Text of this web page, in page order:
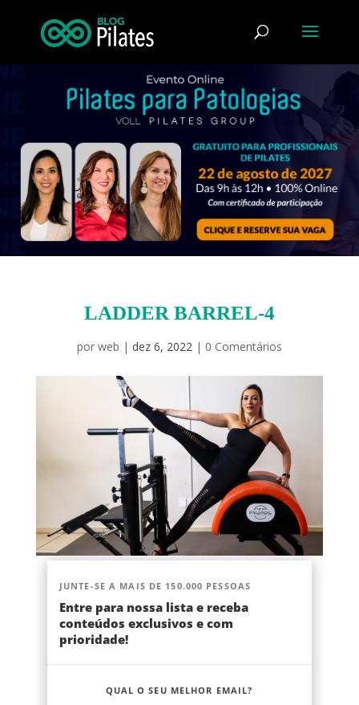
LADDER BARREL-4
por web | dez 6, 2022| 0 Comentários
JUNTE-SE A MAIS DE 150.000 PESSOAS
Entre para nossa lista e receba
conteúdos exclusivos e com
prioridade!
QUAL O SEU MELHOR EMAIL?